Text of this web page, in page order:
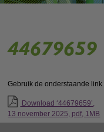
44679659
Gebruik de onderstaande
Download ‘44679659’,
13 november 2025, pdf, 1MB